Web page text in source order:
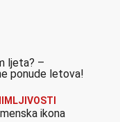
ljeta? –
ponude letova!
ikona